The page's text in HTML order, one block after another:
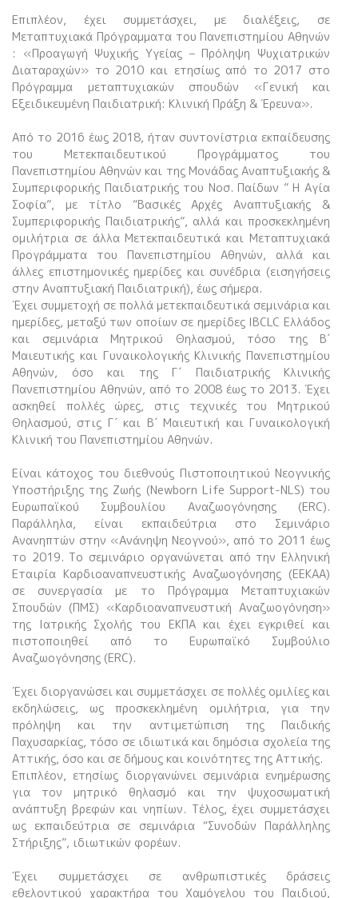
Επιπλέον, έχει συμμετάσχει, με διαλέξεις, σε
Μεταπτυχιακά Πρόγραμματα του Πανεπιστημίου Αθηνών
: «Προαγωγή Ψυχικής Υγείας – Πρόληψη Ψυχιατρικών
Διαταραχών» το 2010 και ετησίως από το 2017 στο
Πρόγραμμα μεταπτυχιακών σπουδών «Γενική και
Εξειδικευμένη Παιδιατρική: Κλινική Πράξη & Έρευνα».
Από το 2016 έως 2018, ήταν συντονίστρια εκπαίδευσης
του Μετεκπαιδευτικού Προγράμματος του
Πανεπιστημίου Αθηνών και της Μονάδας Αναπτυξιακής &
Συμπεριφορικής Παιδιατρικής του Νοσ. Παίδων ” Η Αγία
Σοφία”, με τίτλο “Βασικές Αρχές Αναπτυξιακής &
Συμπεριφορικής Παιδιατρικής”, αλλά και προσκεκλημένη
ομιλήτρια σε άλλα Μετεκπαιδευτικά και Μεταπτυχιακά
Προγράμματα του Πανεπιστημίου Αθηνών, αλλά και
άλλες επιστημονικές ημερίδες και συνέδρια (εισηγήσεις
στην Αναπτυξιακή Παιδιατρική), έως σήμερα.
Έχει συμμετοχή σε πολλά μετεκπαιδευτικά σεμινάρια και
ημερίδες, μεταξύ των οποίων σε ημερίδες IBCLC Ελλάδος
και σεμινάρια Μητρικού Θηλασμού, τόσο της Β΄
Μαιευτικής και Γυναικολογικής Κλινικής Πανεπιστημίου
Αθηνών, όσο και της Γ΄ Παιδιατρικής Κλινικής
Πανεπιστημίου Αθηνών, από το 2008 έως το 2013. Έχει
ασκηθεί πολλές ώρες, στις τεχνικές του Μητρικού
Θηλασμού, στις Γ΄ και Β΄ Μαιευτική και Γυναικολογική
Κλινική του Πανεπιστημίου Αθηνών.
Είναι κάτοχος του διεθνούς Πιστοποιητικού Νεογνικής
Υποστήριξης της Ζωής (Newborn Life Support-NLS) του
Ευρωπαϊκού Συμβουλίου Αναζωογόνησης (ERC).
Παράλληλα, είναι εκπαιδεύτρια στο Σεμινάριο
Ανανηπτών στην «Ανάνηψη Νεογνού», από το 2011 έως
το 2019. Το σεμινάριο οργανώνεται από την Ελληνική
Εταιρία Καρδιοαναπνευστικής Αναζωογόνησης (ΕΕΚΑΑ)
σε συνεργασία με το Πρόγραμμα Μεταπτυχιακών
Σπουδών (ΠΜΣ) «Καρδιοαναπνευστική Αναζωογόνηση»
της Ιατρικής Σχολής του ΕΚΠΑ και έχει εγκριθεί και
πιστοποιηθεί από το Ευρωπαϊκό Συμβούλιο
Αναζωογόνησης (ERC).
Έχει διοργανώσει και συμμετάσχει σε πολλές ομιλίες και
εκδηλώσεις, ως προσκεκλημένη ομιλήτρια, για την
πρόληψη και την αντιμετώπιση της Παιδικής
Παχυσαρκίας, τόσο σε ιδιωτικά και δημόσια σχολεία της
Αττικής, όσο και σε δήμους και κοινότητες της Αττικής.
Επιπλέον, ετησίως διοργανώνει σεμινάρια ενημέρωσης
για τον μητρικό θηλασμό και την ψυχοσωματική
ανάπτυξη βρεφών και νηπίων. Τέλος, έχει συμμετάσχει
ως εκπαιδεύτρια σε σεμινάρια “Συνοδών Παράλληλης
Στήριξης”, ιδιωτικών φορέων.
Έχει συμμετάσχει σε ανθρωπιστικές δράσεις
εθελοντικού χαρακτήρα του Χαμόγελου του Παιδιού,